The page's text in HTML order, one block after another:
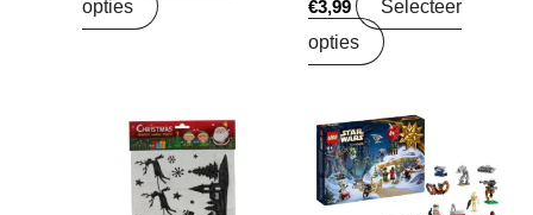
opties
€3,99
Selecteer
opties
Oorspronkelijke
prijs
was:
€39,99.
Huidige
prijs
is:
€34,99.